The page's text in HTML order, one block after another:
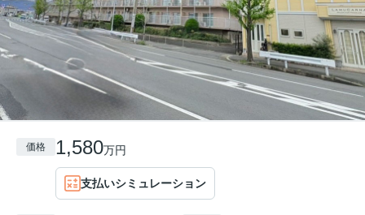
価格 1,580万円
支払いシミュレーション